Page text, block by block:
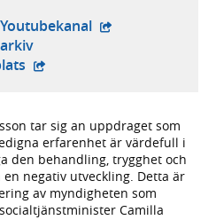
- extern
- extern webbplats,
tar sig an uppdraget som
erfarenhet är värdefull i
den behandling, trygghet och
negativ utveckling. Detta är
av myndigheten som
Camilla